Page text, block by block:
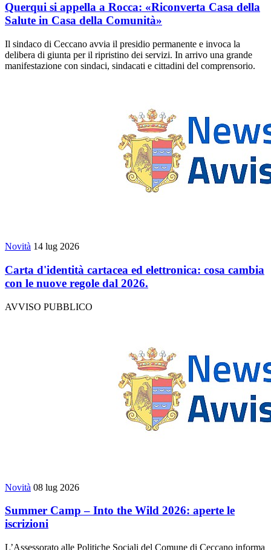
Querqui si appella a Rocca: «Riconverta Casa della
Salute in Casa della Comunità»
Il sindaco di Ceccano avvia il presidio permanente e invoca la
delibera di giunta per il ripristino dei servizi. In arrivo una grande
manifestazione con sindaci, sindacati e cittadini del comprensorio.
Novità 14 lug 2026
Carta d'identità cartacea ed elettronica: cosa cambia
con le nuove regole dal 2026.
AVVISO PUBBLICO
Novità 08 lug 2026
Summer Camp – Into the Wild 2026: aperte le
iscrizioni
L’Assessorato alle Politiche Sociali del Comune di Ceccano informa